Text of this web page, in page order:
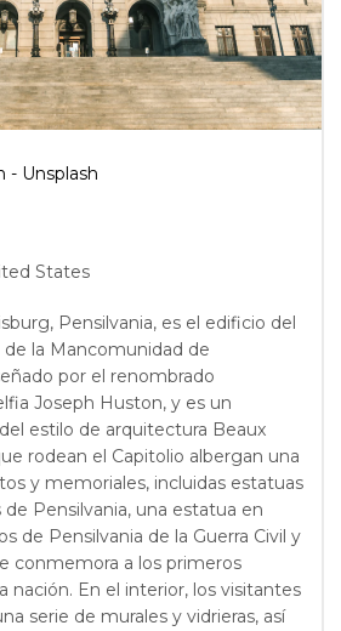
- Unsplash
States
Pensilvania, es el edificio del
la Mancomunidad de
por el renombrado
Joseph Huston, y es un
estilo de arquitectura Beaux
rodean el Capitolio albergan una
y memoriales, incluidas estatuas
Pensilvania, una estatua en
de Pensilvania de la Guerra Civil y
conmemora a los primeros
nación. En el interior, los visitantes
serie de murales y vidrieras, así